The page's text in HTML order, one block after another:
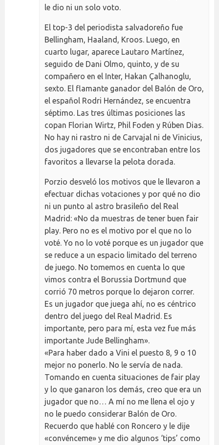
le dio ni un solo voto.
El top-3 del periodista salvadoreño fue
Bellingham, Haaland, Kroos. Luego, en
cuarto lugar, aparece Lautaro Martínez,
seguido de Dani Olmo, quinto, y de su
compañero en el Inter, Hakan Çalhanoglu,
sexto. El flamante ganador del Balón de Oro,
el español Rodri Hernández, se encuentra
séptimo. Las tres últimas posiciones las
copan Florian Wirtz, Phil Foden y Rúben Dias.
No hay ni rastro ni de Carvajal ni de Vinicius,
dos jugadores que se encontraban entre los
favoritos a llevarse la pelota dorada.
Porzio desveló los motivos que le llevaron a
efectuar dichas votaciones y por qué no dio
ni un punto al astro brasileño del Real
Madrid: «No da muestras de tener buen fair
play. Pero no es el motivo por el que no lo
voté. Yo no lo voté porque es un jugador que
se reduce a un espacio limitado del terreno
de juego. No tomemos en cuenta lo que
vimos contra el Borussia Dortmund que
corrió 70 metros porque lo dejaron correr.
Es un jugador que juega ahí, no es céntrico
dentro del juego del Real Madrid. Es
importante, pero para mí, esta vez fue más
importante Jude Bellingham».
«Para haber dado a Vini el puesto 8, 9 o 10
mejor no ponerlo. No le servía de nada.
Tomando en cuenta situaciones de fair play
y lo que ganaron los demás, creo que era un
jugador que no… A mí no me llena el ojo y
no le puedo considerar Balón de Oro.
Recuerdo que hablé con Roncero y le dije
«convénceme» y me dio algunos ‘tips’ como